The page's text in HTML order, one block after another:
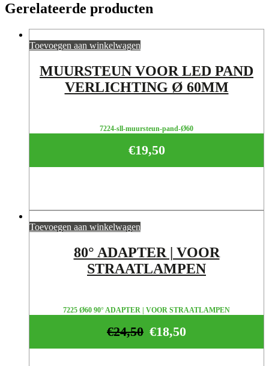
Gerelateerde producten
Toevoegen aan winkelwagen
MUURSTEUN VOOR LED PAND
VERLICHTING Ø 60MM
7224-sll-muursteun-pand-Ø60
€19,50
Toevoegen aan winkelwagen
80° ADAPTER | VOOR
STRAATLAMPEN
7225 Ø60 90° ADAPTER | VOOR STRAATLAMPEN
€18,50
€24,50